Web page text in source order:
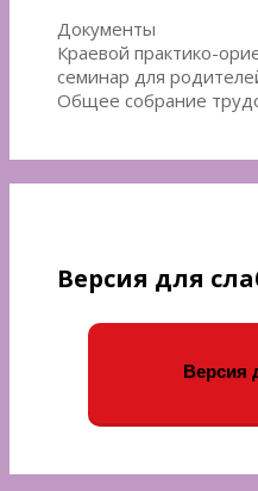
Рубрики
Документы
Навигация
по
записям
Краевой практико-
семинар для
Общее собрание
Версия для
Версия